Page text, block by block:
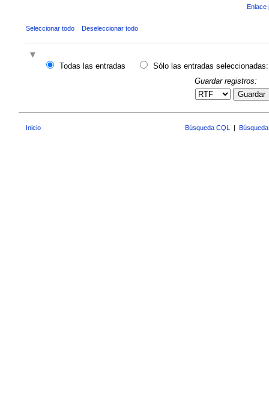
Enlace
Seleccionar todo Deseleccionar todo
Todas las entradas
Sólo las entradas seleccionadas:
Guardar registros:
Guardar
Inicio Búsqueda CQL